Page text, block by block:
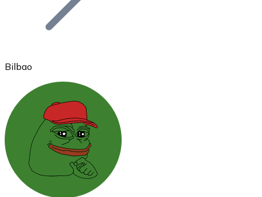
Ethereum
ETH
Bilbao